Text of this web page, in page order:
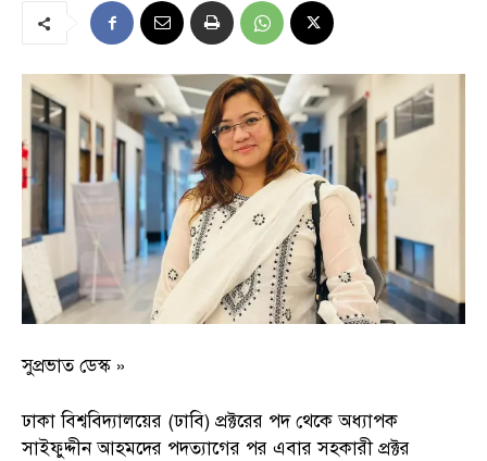
সুপ্রভাত ডেস্ক »
ঢাকা বিশ্ববিদ্যালয়ের (ঢাবি) প্রক্টরের পদ থেকে অধ্যাপক
সাইফুদ্দীন আহমদের পদত্যাগের পর এবার সহকারী প্রক্টর